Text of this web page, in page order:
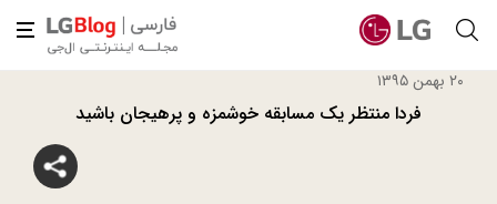
۲۰ بهمن ۱۳۹۵
فردا منتظر یک مسابقه خوشمزه و پرهیجان باشید